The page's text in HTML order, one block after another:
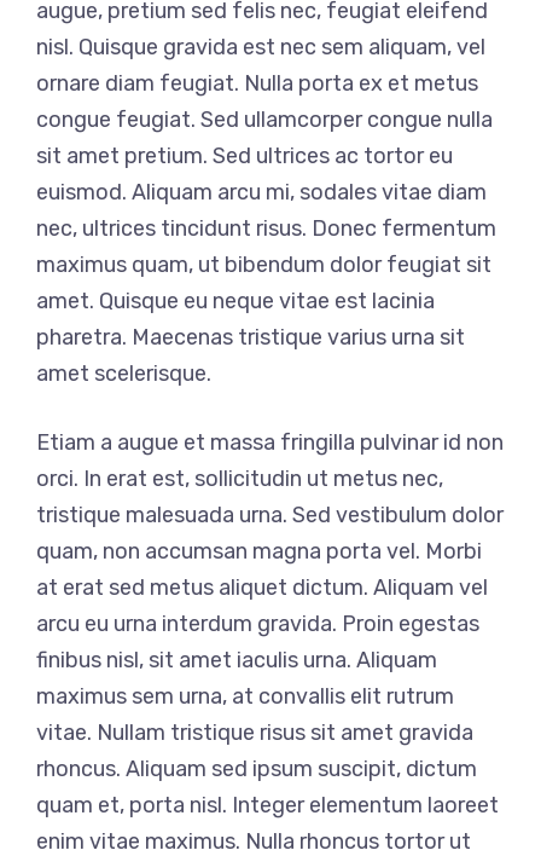
augue, pretium sed felis nec, feugiat eleifend
nisl. Quisque gravida est nec sem aliquam, vel
ornare diam feugiat. Nulla porta ex et metus
congue feugiat. Sed ullamcorper congue nulla
sit amet pretium. Sed ultrices ac tortor eu
euismod. Aliquam arcu mi, sodales vitae diam
nec, ultrices tincidunt risus. Donec fermentum
maximus quam, ut bibendum dolor feugiat sit
amet. Quisque eu neque vitae est lacinia
pharetra. Maecenas tristique varius urna sit
amet scelerisque.
Etiam a augue et massa fringilla pulvinar id non
orci. In erat est, sollicitudin ut metus nec,
tristique malesuada urna. Sed vestibulum dolor
quam, non accumsan magna porta vel. Morbi
at erat sed metus aliquet dictum. Aliquam vel
arcu eu urna interdum gravida. Proin egestas
finibus nisl, sit amet iaculis urna. Aliquam
maximus sem urna, at convallis elit rutrum
vitae. Nullam tristique risus sit amet gravida
rhoncus. Aliquam sed ipsum suscipit, dictum
quam et, porta nisl. Integer elementum laoreet
enim vitae maximus. Nulla rhoncus tortor ut